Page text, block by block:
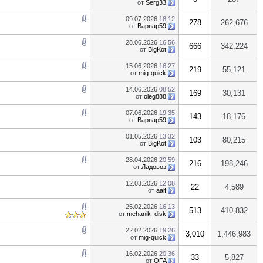
от Serg33
09.07.2026 18:12
от Варвар59 278 262,676
28.06.2026 16:56
от BigKot 666 342,224
15.06.2026 16:27
от mig-quick 219 55,121
14.06.2026 08:52
от oleg888 169 30,131
07.06.2026 19:35
от Варвар59 143 18,176
01.05.2026 13:32
от BigKot 103 80,215
28.04.2026 20:59
от Ладовоз 216 198,246
12.03.2026 12:08
от aalf 22 4,589
25.02.2026 16:13
от mehanik_disk 513 410,832
22.02.2026 19:26
от mig-quick 3,010 1,446,983
16.02.2026 20:36
от OFA 33 5,827